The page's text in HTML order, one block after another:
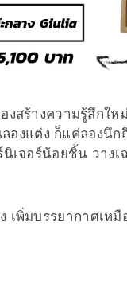
งสร้างความรู้สึกใ
องแต่ง ก็แค่ลองนึ
นิเจอร์น้อยชิ้น วา
เพิ่มบรรยากาศเห